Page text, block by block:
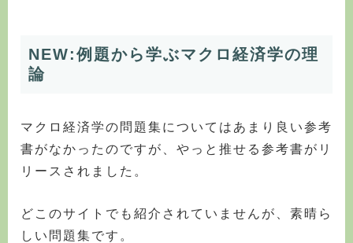
NEW:例題から学ぶマクロ経済学の理
論
マクロ経済学の問題集についてはあまり良い参考
書がなかったのですが、やっと推せる参考書がリ
リースされました。
どこのサイトでも紹介されていませんが、素晴ら
しい問題集です。